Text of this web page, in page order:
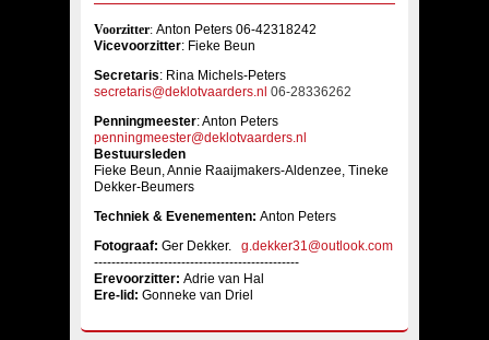
Voorzitter: Anton Peters 06-42318242
Vicevoorzitter: Fieke Beun
Secretaris: Rina Michels-Peters
secretaris@deklotvaarders.nl 06-28336262
Penningmeester: Anton Peters
penningmeester@deklotvaarders.nl
Bestuursleden
Fieke Beun, Annie Raaijmakers-Aldenzee, Tineke
Dekker-Beumers
Techniek & Evenementen: Anton Peters
Fotograaf: Ger Dekker. g.dekker31@outlook.com
-----------------------------------------------
Erevoorzitter: Adrie van Hal
Ere-lid: Gonneke van Driel